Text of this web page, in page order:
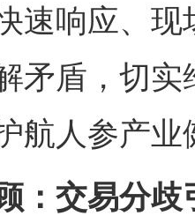
速响应、现
矛盾，切
航人参产
交易分歧